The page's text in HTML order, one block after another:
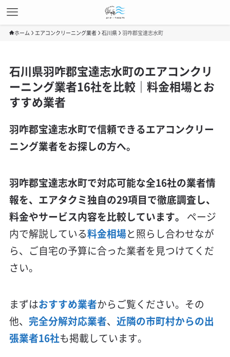
ホーム エアコンクリーニング業者 石川県 羽咋郡宝達志水町
石川県羽咋郡宝達志水町のエアコンクリ
ーニング業者16社を比較｜料金相場とお
すすめ業者
羽咋郡宝達志水町で信頼できるエアコンクリー
ニング業者をお探しの方へ。
羽咋郡宝達志水町で対応可能な全16社の業者情
報を、エアタクミ独自の29項目で徹底調査し、
料金やサービス内容を比較しています。
ページ
内で解説している料金相場と照らし合わせなが
ら、ご自宅の予算に合った業者を見つけてくだ
さい。
まずはおすすめ業者からご覧ください。その
他、 完全分解対応業者、 近隣の市町村からの出
張業者16社も掲載しています。